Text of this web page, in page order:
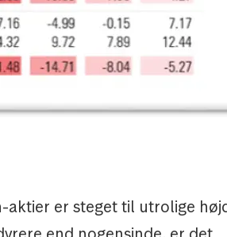
er steget til utrolige